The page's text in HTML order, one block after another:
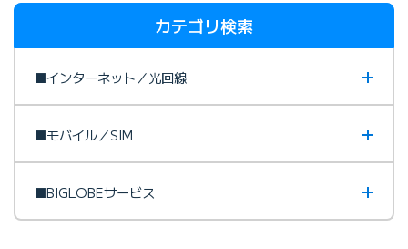
カテゴリ検索
■インターネット／光回線
■モバイル／SIM
■BIGLOBEサービス